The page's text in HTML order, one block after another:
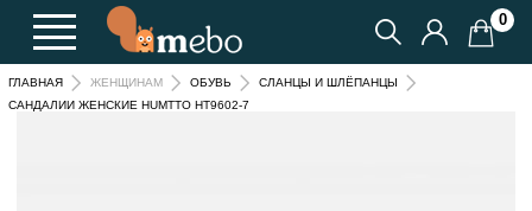
0
ГЛАВНАЯ ЖЕНЩИНАМ ОБУВЬ
СЛАНЦЫ И ШЛЁПАНЦЫ
САНДАЛИИ ЖЕНСКИЕ HUMTTO HT9602-7